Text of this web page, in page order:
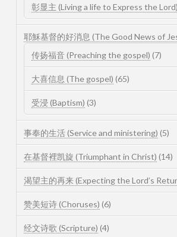
彰显主 (Living a life to Express the Lord)
耶穌基督的好消息 (The Good News of
传扬福音 (Preaching the gospel) (7)
大喜信息 (The gospel) (65)
受浸 (Baptism) (3)
事奉的生活 (Service and ministering) (5)
在基督裡凯旋 (Triumphant in Christ) (14)
渴望主的再来 (Expecting the Lord’s
赞美短诗 (Choruses) (6)
经文诗歌 (Scripture) (4)